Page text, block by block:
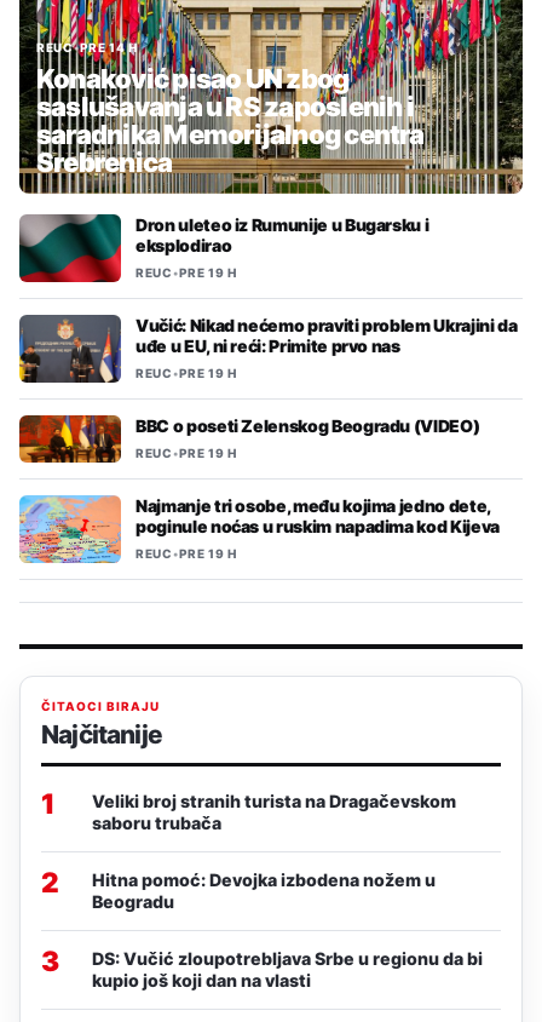
REUC•PRE 14 H
Konaković pisao UN zbog
saslušavanja u RS zaposlenih i
saradnika Memorijalnog centra
Srebrenica
Dron uleteo iz Rumunije u Bugarsku i
eksplodirao
REUC•PRE 19 H
Vučić: Nikad nećemo praviti problem Ukrajini da
uđe u EU, ni reći: Primite prvo nas
REUC•PRE 19 H
BBC o poseti Zelenskog Beogradu (VIDEO)
REUC•PRE 19 H
Najmanje tri osobe, među kojima jedno dete,
poginule noćas u ruskim napadima kod Kijeva
REUC•PRE 19 H
ČITAOCI BIRAJU
Najčitanije
1
Veliki broj stranih turista na Dragačevskom
saboru trubača
2
Hitna pomoć: Devojka izbodena nožem u
Beogradu
3
DS: Vučić zloupotrebljava Srbe u regionu da bi
kupio još koji dan na vlasti